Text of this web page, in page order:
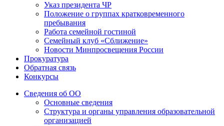
Указ президента ЧР
Положение о группах кратковременного
пребывания
Работа семейной гостиной
Семейный клуб «Сближение»
Новости Минпросвещения России
Прокуратура
Обратная связь
Конкурсы
Сведения об ОО
Основные сведения
Структура и органы управления образовательной
организацией